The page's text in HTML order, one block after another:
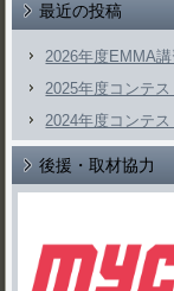
最近の投稿
2026年度EMMA
2025年度コンテ
2024年度コンテ
後援・取材協力